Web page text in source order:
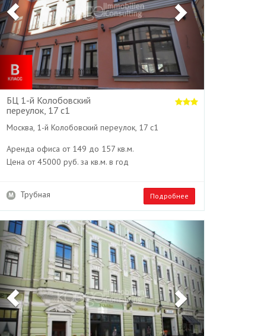
БЦ 1-й Колобовский
переулок, 17 с1
Москва, 1-й Колобовский переулок, 17 с1
Аренда офиса от 149 до 157 кв.м.
Цена от 45000 руб. за кв.м. в год
Трубная Подробнее
Previous